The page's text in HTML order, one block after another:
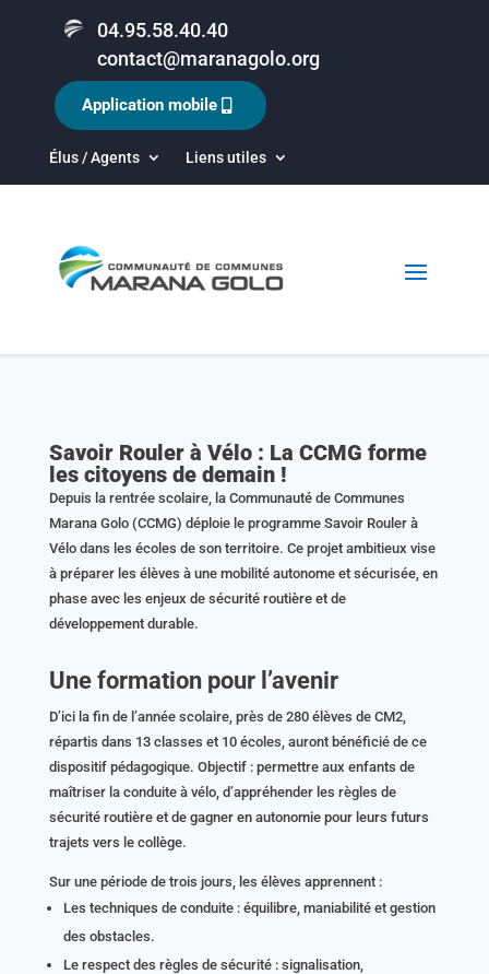
04.95.58.40.40
contact@maranagolo.org
Élus / Agents Liens utiles
Application mobile
Savoir Rouler à Vélo : La CCMG forme
les citoyens de demain !
Depuis la rentrée scolaire, la Communauté de Communes
Marana Golo (CCMG) déploie le programme Savoir Rouler à
Vélo dans les écoles de son territoire. Ce projet ambitieux vise
à préparer les élèves à une mobilité autonome et sécurisée, en
phase avec les enjeux de sécurité routière et de
développement durable.
Une formation pour l’avenir
D’ici la fin de l’année scolaire, près de 280 élèves de CM2,
répartis dans 13 classes et 10 écoles, auront bénéficié de ce
dispositif pédagogique. Objectif : permettre aux enfants de
maîtriser la conduite à vélo, d’appréhender les règles de
sécurité routière et de gagner en autonomie pour leurs futurs
trajets vers le collège.
Sur une période de trois jours, les élèves apprennent :
Les techniques de conduite : équilibre, maniabilité et gestion
des obstacles.
Le respect des règles de sécurité : signalisation,